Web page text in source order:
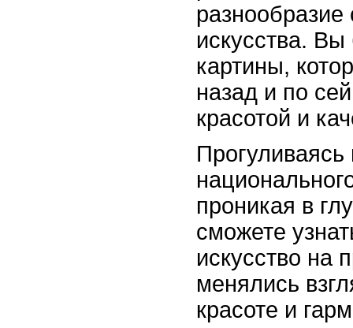
искусства.
картины,
назад и по
красотой и
Прогуливаясь
проникая в
сможете
искусство на
менялись
красоте и